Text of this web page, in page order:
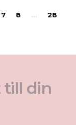
7 8 …
28
till din